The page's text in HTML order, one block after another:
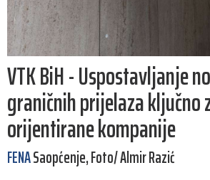
VTK BiH - Uspostavljanje
graničnih prijelaza ključno
orijentirane kompanije
FENASaopćenje, Foto/ Almir Razić